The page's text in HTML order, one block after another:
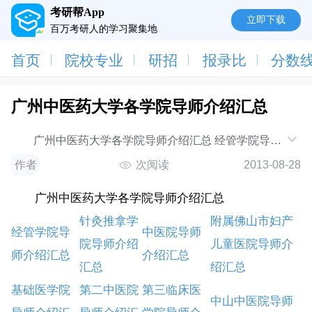
考研帮App
百万考研人的学习聚集地
立即下载
首页 院校专业 研招 报录比 分数
广州中医药大学各学院导师介绍汇总
广州中医药大学各学院导师介绍汇总 经管学院导师
作者 次阅读 2013-08-28
广州中医药大学各学院导师介绍汇总
经管学院导
师介绍汇总
针灸推拿学
院导师介绍
汇总
中医院导师
介绍汇总
附属佛山市妇产
儿童医院导师介
绍汇总
基础医学院
第二中医院 第三临床医
中山中医院导师